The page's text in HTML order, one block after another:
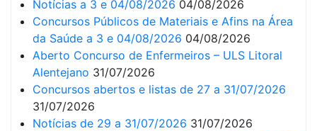
Notícias a 3 e 04/08/2026 04/08/2026
Concursos Públicos de Materiais e Afins na Área
da Saúde a 3 e 04/08/2026 04/08/2026
Aberto Concurso de Enfermeiros – ULS Litoral
Alentejano 31/07/2026
Concursos abertos e listas de 27 a 31/07/2026
31/07/2026
Notícias de 29 a 31/07/2026 31/07/2026